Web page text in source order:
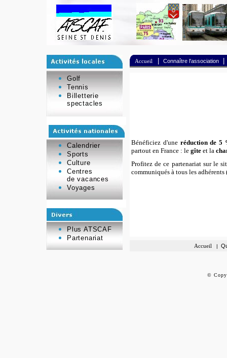
Accueil Connaître l'association|
Golf
Tennis
Billetterie
spectacles
Calendrier
Sports
Culture
Centres
de vacances
Voyages
Plus ATSCAF
Partenariat
Bénéficiez d'une réduction de 5
partout en France : le gîte et la
Profitez de ce partenariat sur le
communiqués à tous les
Accueil |
©